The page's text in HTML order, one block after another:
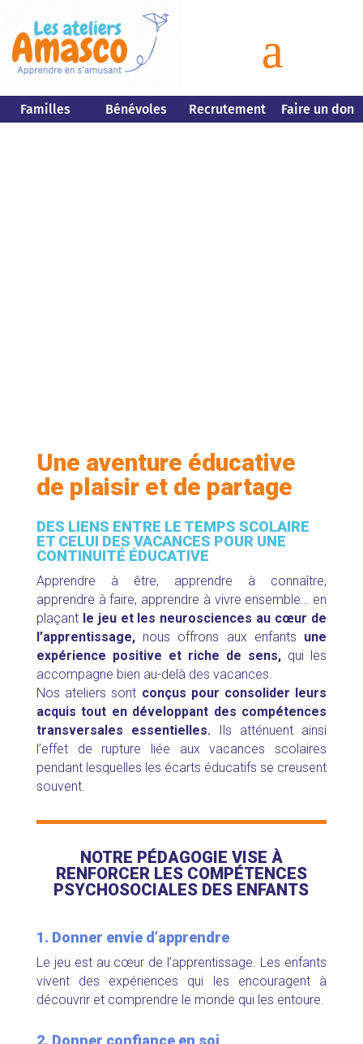
Familles Bénévoles Recrutement Faire un don
Une aventure éducative
de plaisir et de partage
DES LIENS ENTRE LE TEMPS SCOLAIRE
ET CELUI DES VACANCES POUR UNE
CONTINUITÉ ÉDUCATIVE
Apprendre à être, apprendre à connaître,
apprendre à faire, apprendre à vivre ensemble… en
plaçantle jeu et les neurosciences au cœur de
l’apprentissage, nous offrons aux enfants une
expérience positive et riche de sens, qui les
accompagne bien au-delà des vacances.
Nos ateliers sont conçus pour consolider leurs
acquis tout en développant des compétences
transversales essentielles.Ils atténuent ainsi
l’effet de rupture liée aux vacances scolaires
pendant lesquelles les écarts éducatifs se creusent
souvent.
NOTRE PÉDAGOGIE VISE À
RENFORCER LES COMPÉTENCES
PSYCHOSOCIALES DES ENFANTS
1. Donner envie d’apprendre
Le jeu est au cœur de l’apprentissage. Les enfants
vivent des expériences qui les encouragent à
découvrir et comprendre le monde qui les entoure.
2. Donner confiance en soi